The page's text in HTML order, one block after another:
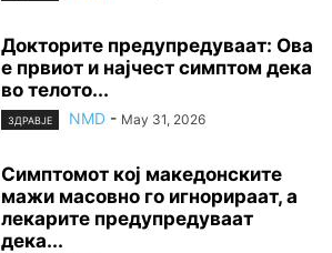
Докторите предупредуваат: Ова
е првиот и најчест симптом дека
во телото...
ЗДРАВЈЕ NMD - May 31, 2026
Симптомот кој македонските
мажи масовно го игнорираат, а
лекарите предупредуваат
дека...